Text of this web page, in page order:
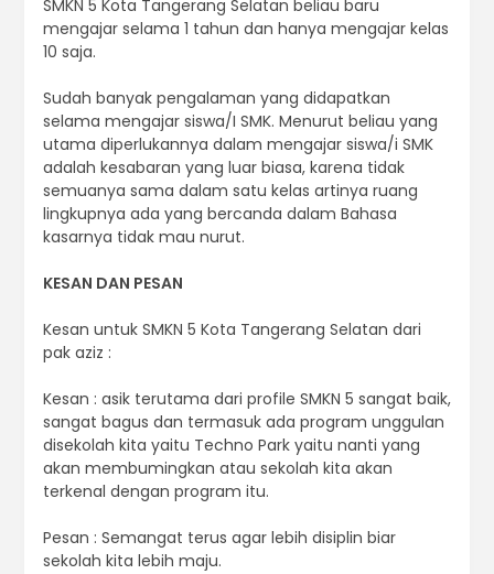
SMKN 5 Kota Tangerang Selatan beliau baru
mengajar selama 1 tahun dan hanya mengajar kelas
10 saja.
Sudah banyak pengalaman yang didapatkan
selama mengajar siswa/I SMK. Menurut beliau yang
utama diperlukannya dalam mengajar siswa/i SMK
adalah kesabaran yang luar biasa, karena tidak
semuanya sama dalam satu kelas artinya ruang
lingkupnya ada yang bercanda dalam Bahasa
kasarnya tidak mau nurut.
KESAN DAN PESAN
Kesan untuk SMKN 5 Kota Tangerang Selatan dari
pak aziz :
Kesan : asik terutama dari profile SMKN 5 sangat baik,
sangat bagus dan termasuk ada program unggulan
disekolah kita yaitu Techno Park yaitu nanti yang
akan membumingkan atau sekolah kita akan
terkenal dengan program itu.
Pesan : Semangat terus agar lebih disiplin biar
sekolah kita lebih maju.